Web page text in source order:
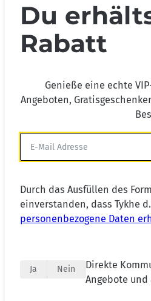
Du
Rabatt
Genieße eine echte
Angeboten,
Durch das Ausfüllen des
einverstanden, dass Tykhe
personenbezogene Daten
Ja Nein
Direkte
Angebote